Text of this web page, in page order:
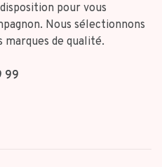
pour vous
Nous sélectionnons
marques de qualité.
99